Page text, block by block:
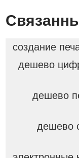
создание
дешево
дешево
дешево